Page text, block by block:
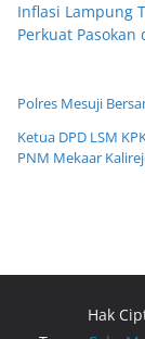
Inflasi Lampung
Perkuat
Polres Mesuji
Ketua DPD LSM
PNM Mekaar
Hak